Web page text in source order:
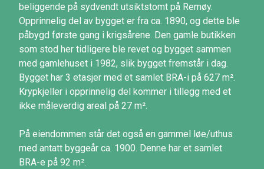
beliggende på sydvendt utsiktstomt på Remøy.
Opprinnelig del av bygget er fra ca. 1890, og dette ble
påbygd første gang i krigsårene. Den gamle butikken
som stod her tidligere ble revet og bygget sammen
med gamlehuset i 1982, slik bygget fremstår i dag.
Bygget har 3 etasjer med et samlet BRA-i på 627 m².
Krypkjeller i opprinnelig del kommer i tillegg med et
ikke måleverdig areal på 27 m².
På eiendommen står det også en gammel løe/uthus
med antatt byggeår ca. 1900. Denne har et samlet
BRA-e på 92 m².